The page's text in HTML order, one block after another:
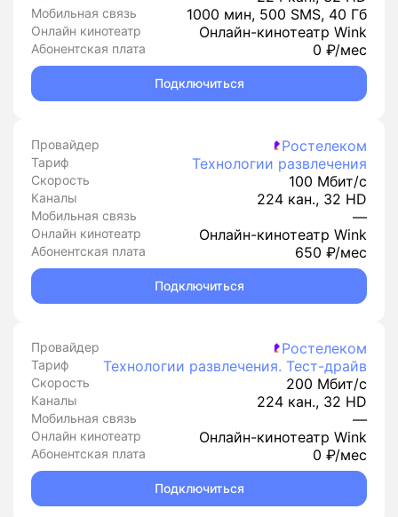
Мобильная связь 1000 мин, 500 SMS, 40 Гб
Онлайн кинотеатр Онлайн-кинотеатр Wink
Абонентская плата 0 ₽/мес
Подключиться
Провайдер Ростелеком
Тариф Технологии развлечения
Скорость 100 Мбит/с
Каналы 224 кан., 32 HD
Мобильная связь —
Онлайн кинотеатр Онлайн-кинотеатр Wink
Абонентская плата 650 ₽/мес
Подключиться
Провайдер Ростелеком
Тариф Технологии развлечения. Тест-драйв
Скорость 200 Мбит/с
Каналы 224 кан., 32 HD
Мобильная связь —
Онлайн кинотеатр Онлайн-кинотеатр Wink
Абонентская плата 0 ₽/мес
Подключиться